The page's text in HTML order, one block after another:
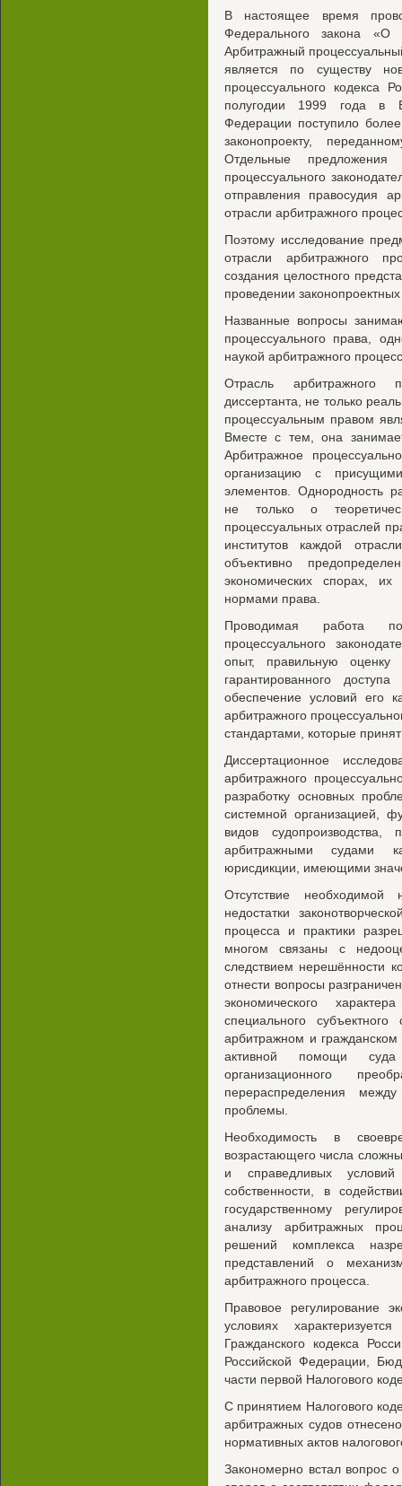
В настоящее время
Федерального закона
Арбитражный
является по существу
процессуального кодекса
полугодии 1999 года в
Федерации поступило
законопроекту,
Отдельные предложения
процессуального
отправления правосудия
отрасли арбитражного
Поэтому исследование
отрасли арбитражного
создания целостного
проведении законопроектных
Названные вопросы
процессуального права,
наукой арбитражного
Отрасль арбитражного
диссертанта, не только
процессуальным правом
Вместе с тем, она
Арбитражное
организацию с
элементов. Однородность
не только о
процессуальных отраслей
институтов каждой
объективно
экономических спорах,
нормами права.
Проводимая работа по
процессуального
опыт, правильную
гарантированного
обеспечение условий его
арбитражного
стандартами, которые
Диссертационное
арбитражного
разработку основных
системной организацией,
видов судопроизводства,
арбитражными судами
юрисдикции, имеющими
Отсутствие необходимой
недостатки
процесса и практики
многом связаны с
следствием нерешённости
отнести вопросы
экономического
специального
арбитражном и гражданском
активной помощи
организационного
перераспределения
проблемы.
Необходимость в
возрастающего числа
и справедливых
собственности, в
государственному
анализу арбитражных
решений комплекса
представлений о
арбитражного процесса.
Правовое регулирование
условиях
Гражданского кодекса
Российской Федерации,
части первой Налогового
С принятием Налогового
арбитражных судов
нормативных актов
Закономерно встал вопрос